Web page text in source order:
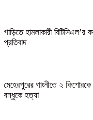
গাড়িতে হামলাকারী বিটিসিএল’র
প্রতিবাদ
মেহেরপুরের গাংনীতে ২ কিশোরকে
বন্ধুকে হত্যা